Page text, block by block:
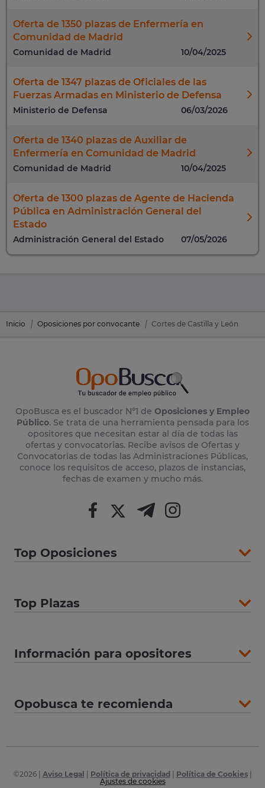
Oferta de 1350 plazas de Enfermería en
Comunidad de Madrid
Comunidad de Madrid 10/04/2025
Oferta de 1347 plazas de Oficiales de las
Fuerzas Armadas en Ministerio de Defensa
Ministerio de Defensa 06/03/2026
Oferta de 1340 plazas de Auxiliar de
Enfermería en Comunidad de Madrid
Comunidad de Madrid 10/04/2025
Oferta de 1300 plazas de Agente de Hacienda
Pública en Administración General del
Estado
Administración General del Estado 07/05/2026
Inicio Oposiciones por convocante Cortes de Castilla y León
OpoBusca es el buscador Nº1 de Oposiciones y Empleo
Público. Se trata de una herramienta pensada para los
opositores que necesitan estar al día de todas las
ofertas y convocatorias. Recibe avisos de Ofertas y
Convocatorias de todas las Administraciones Públicas,
conoce los requisitos de acceso, plazos de instancias,
fechas de examen y mucho más.
Top Oposiciones
Top Plazas
Información para opositores
Opobusca te recomienda
©2026| Aviso Legal Política de privacidad Política de Cookies|
Ajustes de cookies